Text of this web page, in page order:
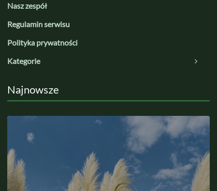
Nasz zespół
Regulamin serwisu
Polityka prywatności
Kategorie
Najnowsze